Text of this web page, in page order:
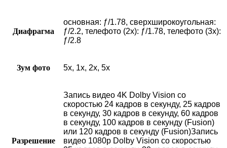
Диафрагма
основная: ƒ/1.78, сверхшироко­угольная:
ƒ/2.2, телефото (2x): ƒ/1.78, телефото (3x):
ƒ/2.8
Зум фото 5x, 1x, 2x, 5x
Разрешение
Запись видео 4K Dolby Vision со
скоростью 24 кадров в секунду, 25 кадров
в секунду, 30 кадров в секунду, 60 кадров
в секунду, 100 кадров в секунду (Fusion)
или 120 кадров в секунду (Fusion)Запись
видео 1080p Dolby Vision со скоростью